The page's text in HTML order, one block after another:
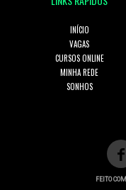
INÍCIO
VAGAS
CURSOS ONLINE
MINHA REDE
SONHOS
FEITO COM